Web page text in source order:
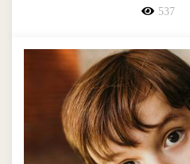
537